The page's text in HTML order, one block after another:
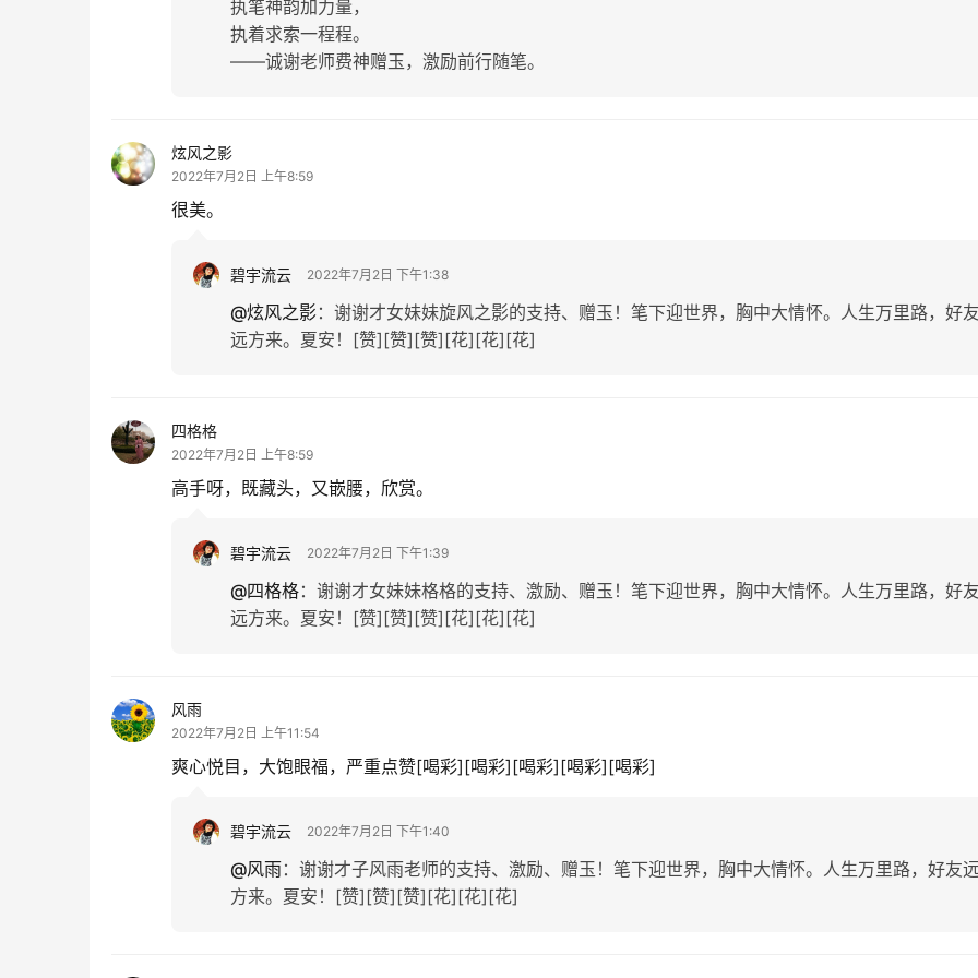
执笔神韵加力量，
执着求索一程程。
——诚谢老师费神赠玉，激励前行随笔。
炫风之影
2022年7月2日 上午8:59
很美。
碧宇流云 2022年7月2日 下午1:38
@炫风之影： 谢谢才女妹妹旋风之影的支持、赠玉！笔下迎世界，胸中大情怀。人生万里路，好
远方来。夏安！[赞][赞][赞][花][花][花]
四格格
2022年7月2日 上午8:59
高手呀，既藏头，又嵌腰，欣赏。
碧宇流云 2022年7月2日 下午1:39
@四格格： 谢谢才女妹妹格格的支持、激励、赠玉！笔下迎世界，胸中大情怀。人生万里路，好
远方来。夏安！[赞][赞][赞][花][花][花]
风雨
2022年7月2日 上午11:54
爽心悦目，大饱眼福，严重点赞[喝彩][喝彩][喝彩][喝彩][喝彩]
碧宇流云 2022年7月2日 下午1:40
@风雨： 谢谢才子风雨老师的支持、激励、赠玉！笔下迎世界，胸中大情怀。人生万里路，好友
方来。夏安！[赞][赞][赞][花][花][花]